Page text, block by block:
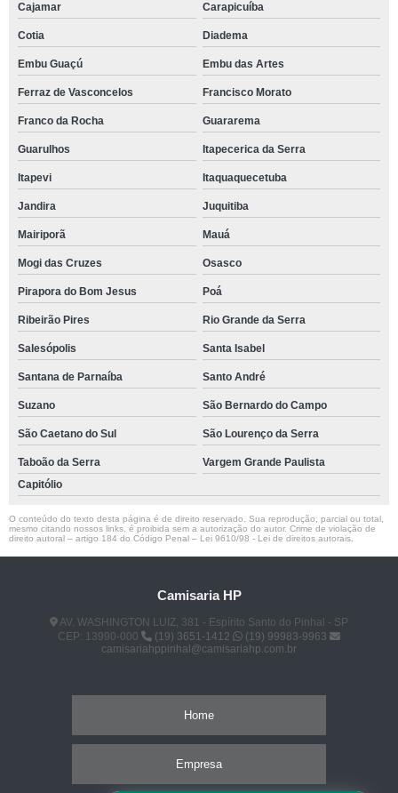
Cajamar Carapicuíba
Cotia Diadema
Embu Guaçú Embu das Artes
Ferraz de Vasconcelos Francisco Morato
Franco da Rocha Guararema
Guarulhos Itapecerica da Serra
Itapevi Itaquaquecetuba
Jandira Juquitiba
Mairiporã Mauá
Mogi das Cruzes Osasco
Pirapora do Bom Jesus Poá
Ribeirão Pires Rio Grande da Serra
Salesópolis Santa Isabel
Santana de Parnaíba Santo André
Suzano São Bernardo do Campo
São Caetano do Sul São Lourenço da Serra
Taboão da Serra
Vargem Grande Paulista
Capitólio
O conteúdo do texto desta página é de direito reservado. Sua reprodução, parcial ou total,
mesmo citando nossos links, é proibida sem a autorização do autor. Crime de violação de
direito autoral – artigo 184 do Código Penal – Lei 9610/98 - Lei de direitos autorais
Camisaria HP
AV. WASHINGTON LUIZ, 381 - Espírito Santo do Pinhal - SP
CEP: 13990-000
(19) 3651-1412
(19) 99983-9963
camisariahppinhal@camisariahp.com.br
Home
Empresa